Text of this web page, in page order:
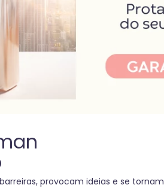
provocam ideias e se tornam